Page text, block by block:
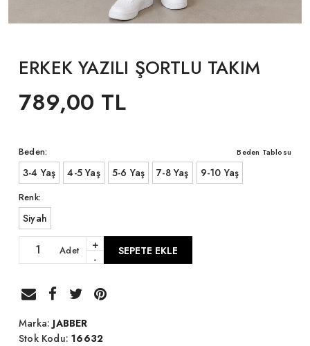
ERKEK YAZILI ŞORTLU TAKIM
789,00 TL
Beden: Beden Tablosu
3-4 Yaş 4-5 Yaş 5-6 Yaş 7-8 Yaş 9-10 Yaş
Renk:
Siyah
Adet
+
-
SEPETE EKLE
Marka: JABBER
Stok Kodu:16632